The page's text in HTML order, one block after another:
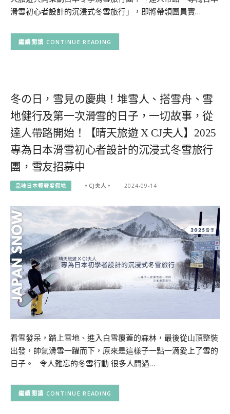
滑雪初心者設計的沉浸式冬雪旅行」，即將帶領團員實…
CONTINUE READING
冬の日，雪見の慶典！堆雪人、搭雪舟、雪
地健行及第一次滑雪的日子，一切故事，從
達人帶路開始！【晴天旅遊 X CJ夫人】2025
專為日本滑雪初心者設計的沉浸式冬雪旅行
團，雪友招募中
品味日本輕奢度假地 。CJ夫人。 2024-09-14
看雪發呆，踏上雪地、進入白雪覆蓋的森林，最後從山頂整裝
出發，帥氣滑雪一躍而下，原來是這樣子一點一滴愛上了雪的
日子。 令人難忘的冬雪行動 很多人問過…
CONTINUE READING